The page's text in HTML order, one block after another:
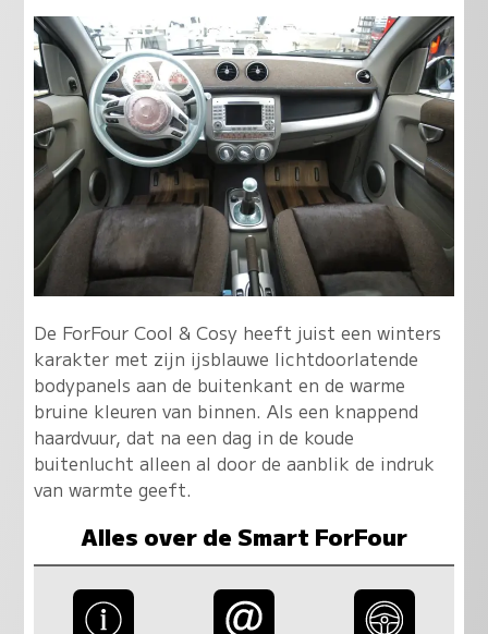
De ForFour Cool & Cosy heeft juist een winters
karakter met zijn ijsblauwe lichtdoorlatende
bodypanels aan de buitenkant en de warme
bruine kleuren van binnen. Als een knappend
haardvuur, dat na een dag in de koude
buitenlucht alleen al door de aanblik de indruk
van warmte geeft.
Alles over de Smart ForFour